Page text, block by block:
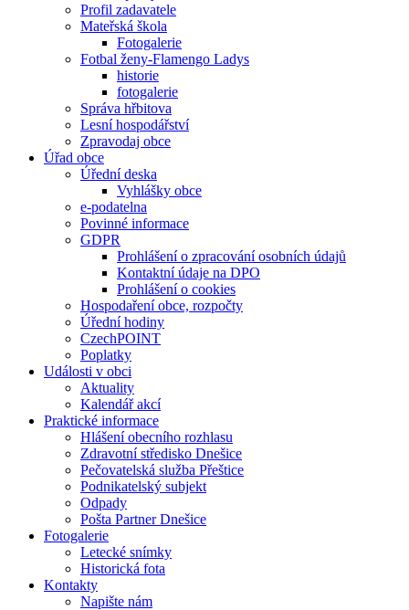
Profil zadavatele
Mateřská škola
Fotogalerie
Fotbal ženy-Flamengo Ladys
historie
fotogalerie
Správa hřbitova
Lesní hospodářství
Zpravodaj obce
Úřad obce
Úřední deska
Vyhlášky obce
e-podatelna
Povinné informace
GDPR
Prohlášení o zpracování osobních údajů
Kontaktní údaje na DPO
Prohlášení o cookies
Hospodaření obce, rozpočty
Úřední hodiny
CzechPOINT
Poplatky
Události v obci
Aktuality
Kalendář akcí
Praktické informace
Hlášení obecního rozhlasu
Zdravotní středisko Dnešice
Pečovatelská služba Přeštice
Podnikatelský subjekt
Odpady
Pošta Partner Dnešice
Fotogalerie
Letecké snímky
Historická fota
Kontakty
Napište nám